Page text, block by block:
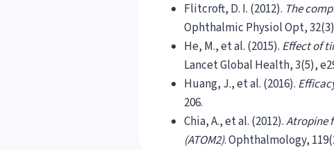
Flitcroft, D. I. (2012). The
Ophthalmic Physiol Opt,
He, M., et al. (2015). Effect of
Lancet Global Health, 3(5),
Huang, J., et al. (2016).
206.
Chia, A., et al. (2012).Atropine
(ATOM2). Ophthalmology,